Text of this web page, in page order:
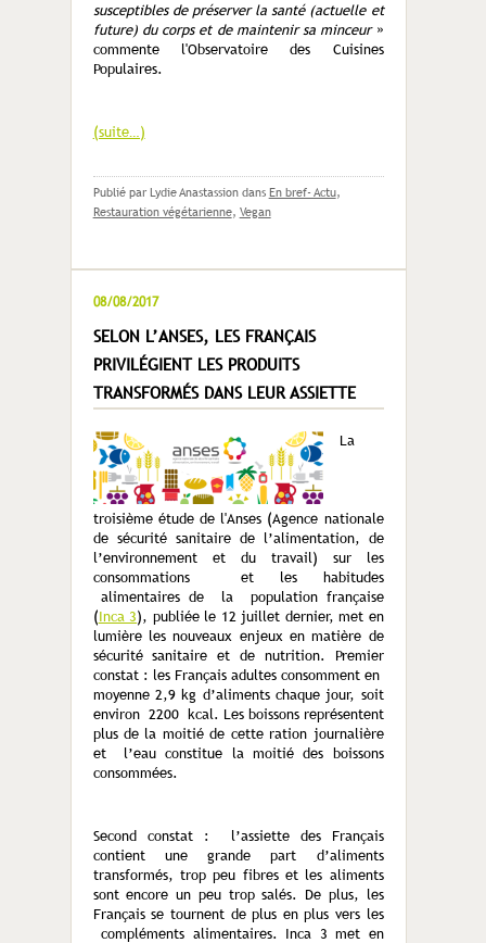
susceptibles de préserver la santé (actuelle et
future) du corps et de maintenir sa minceur »
commente l'Observatoire des Cuisines
Populaires.
(suite…)
Publié par Lydie Anastassion dans En bref- Actu,
Restauration végétarienne, Vegan
08/08/2017
SELON L’ANSES, LES FRANÇAIS
PRIVILÉGIENT LES PRODUITS
TRANSFORMÉS DANS LEUR ASSIETTE
La
troisième étude de l'Anses (Agence nationale
de sécurité sanitaire de l’alimentation, de
l’environnement et du travail) sur les
consommations et les habitudes
alimentaires de la population française
(Inca 3), publiée le 12 juillet dernier, met en
lumière les nouveaux enjeux en matière de
sécurité sanitaire et de nutrition. Premier
constat : les Français adultes consomment en
moyenne 2,9 kg d’aliments chaque jour, soit
environ 2200 kcal. Les boissons représentent
plus de la moitié de cette ration journalière
et l’eau constitue la moitié des boissons
consommées.
Second constat : l’assiette des Français
contient une grande part d’aliments
transformés, trop peu fibres et les aliments
sont encore un peu trop salés. De plus, les
Français se tournent de plus en plus vers les
compléments alimentaires. Inca 3 met en